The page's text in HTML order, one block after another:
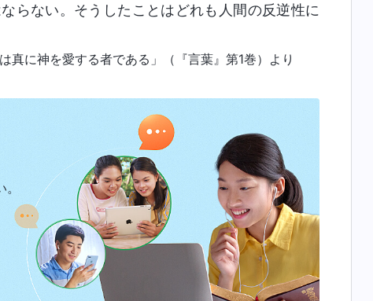
らない。そうしたことはどれも人間の反逆性に
真に神を愛する者である」（『言葉』第1巻）より